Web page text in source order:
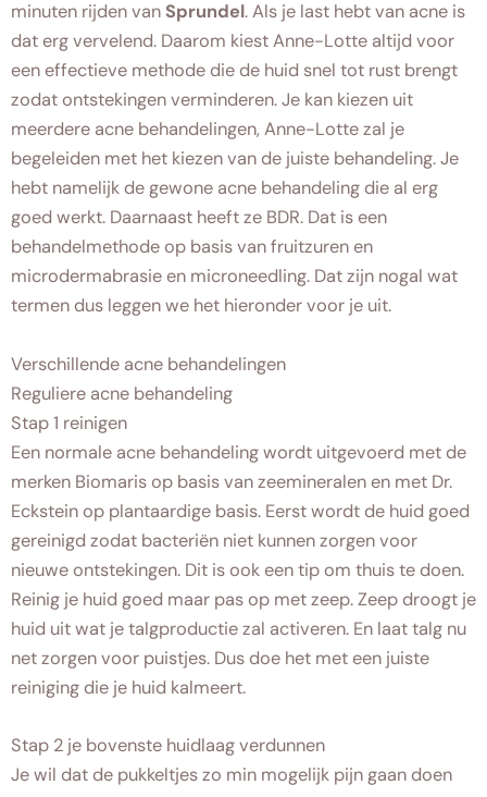
minuten rijden van Sprundel. Als je last hebt van acne is
dat erg vervelend. Daarom kiest Anne-Lotte altijd voor
een effectieve methode die de huid snel tot rust brengt
zodat ontstekingen verminderen. Je kan kiezen uit
meerdere acne behandelingen, Anne-Lotte zal je
begeleiden met het kiezen van de juiste behandeling. Je
hebt namelijk de gewone acne behandeling die al erg
goed werkt. Daarnaast heeft ze BDR. Dat is een
behandelmethode op basis van fruitzuren en
microdermabrasie en microneedling. Dat zijn nogal wat
termen dus leggen we het hieronder voor je uit.
Verschillende acne behandelingen
Reguliere acne behandeling
Stap 1 reinigen
Een normale acne behandeling wordt uitgevoerd met de
merken Biomaris op basis van zeemineralen en met Dr.
Eckstein op plantaardige basis. Eerst wordt de huid goed
gereinigd zodat bacteriën niet kunnen zorgen voor
nieuwe ontstekingen. Dit is ook een tip om thuis te doen.
Reinig je huid goed maar pas op met zeep. Zeep droogt je
huid uit wat je talgproductie zal activeren. En laat talg nu
net zorgen voor puistjes. Dus doe het met een juiste
reiniging die je huid kalmeert.
Stap 2 je bovenste huidlaag verdunnen
Je wil dat de pukkeltjes zo min mogelijk pijn gaan doen